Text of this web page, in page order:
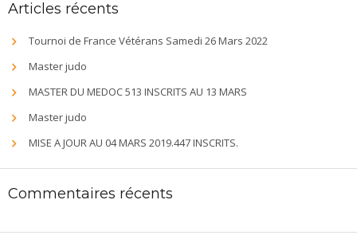
Articles récents
Tournoi de France Vétérans Samedi 26 Mars 2022
Master judo
MASTER DU MEDOC 513 INSCRITS AU 13 MARS
Master judo
MISE A JOUR AU 04 MARS 2019.447 INSCRITS.
Commentaires récents